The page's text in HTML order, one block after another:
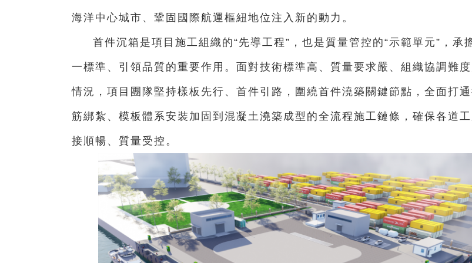
海洋中心城市、鞏固國際航運樞紐地位注入新的動力。
首件沉箱是項目施工組織的“先導工程”，也是質量管控的“示範單元”，承
一標準、引領品質的重要作用。面對技術標準高、質量要求嚴、組織協調難
情況，項目團隊堅持樣板先行、首件引路，圍繞首件澆築關鍵節點，全面打通
筋綁紮、模板體系安裝加固到混凝土澆築成型的全流程施工鏈條，確保各道
接順暢、質量受控。